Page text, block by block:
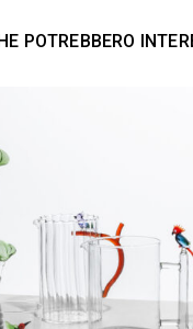
POTREBBERO